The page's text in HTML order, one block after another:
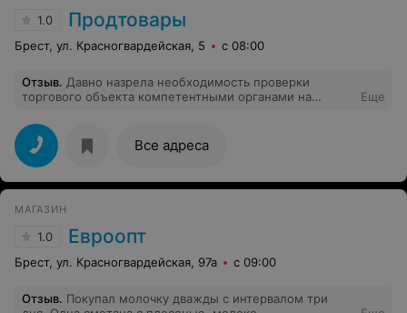
1.0 Продтовары
Брест, ул. Красногвардейская, 5 с 08:00
Отзыв. Давно назрела необходимость проверки
торгового объекта компетентными органами на
молочные продукты одни, при расчёте на кассе, цена
совсем другая и это не единичный случай. Мной лично
указывалось на это администратору, но ничего не
поменялось.
Еще
Все адреса
МАГАЗИН
1.0 Евроопт
Брест, ул. Красногвардейская, 97а с 09:00
Отзыв. Покупал молочку дважды с интервалом три